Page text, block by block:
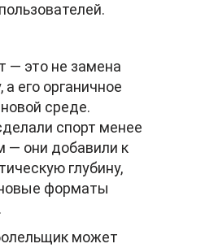
— это не замена
его органичное
среде.
спорт менее
— они добавили к
глубину,
форматы
может